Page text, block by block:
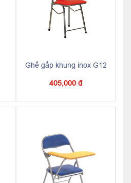
Ghế gấp khung inox G12
405,000 đ